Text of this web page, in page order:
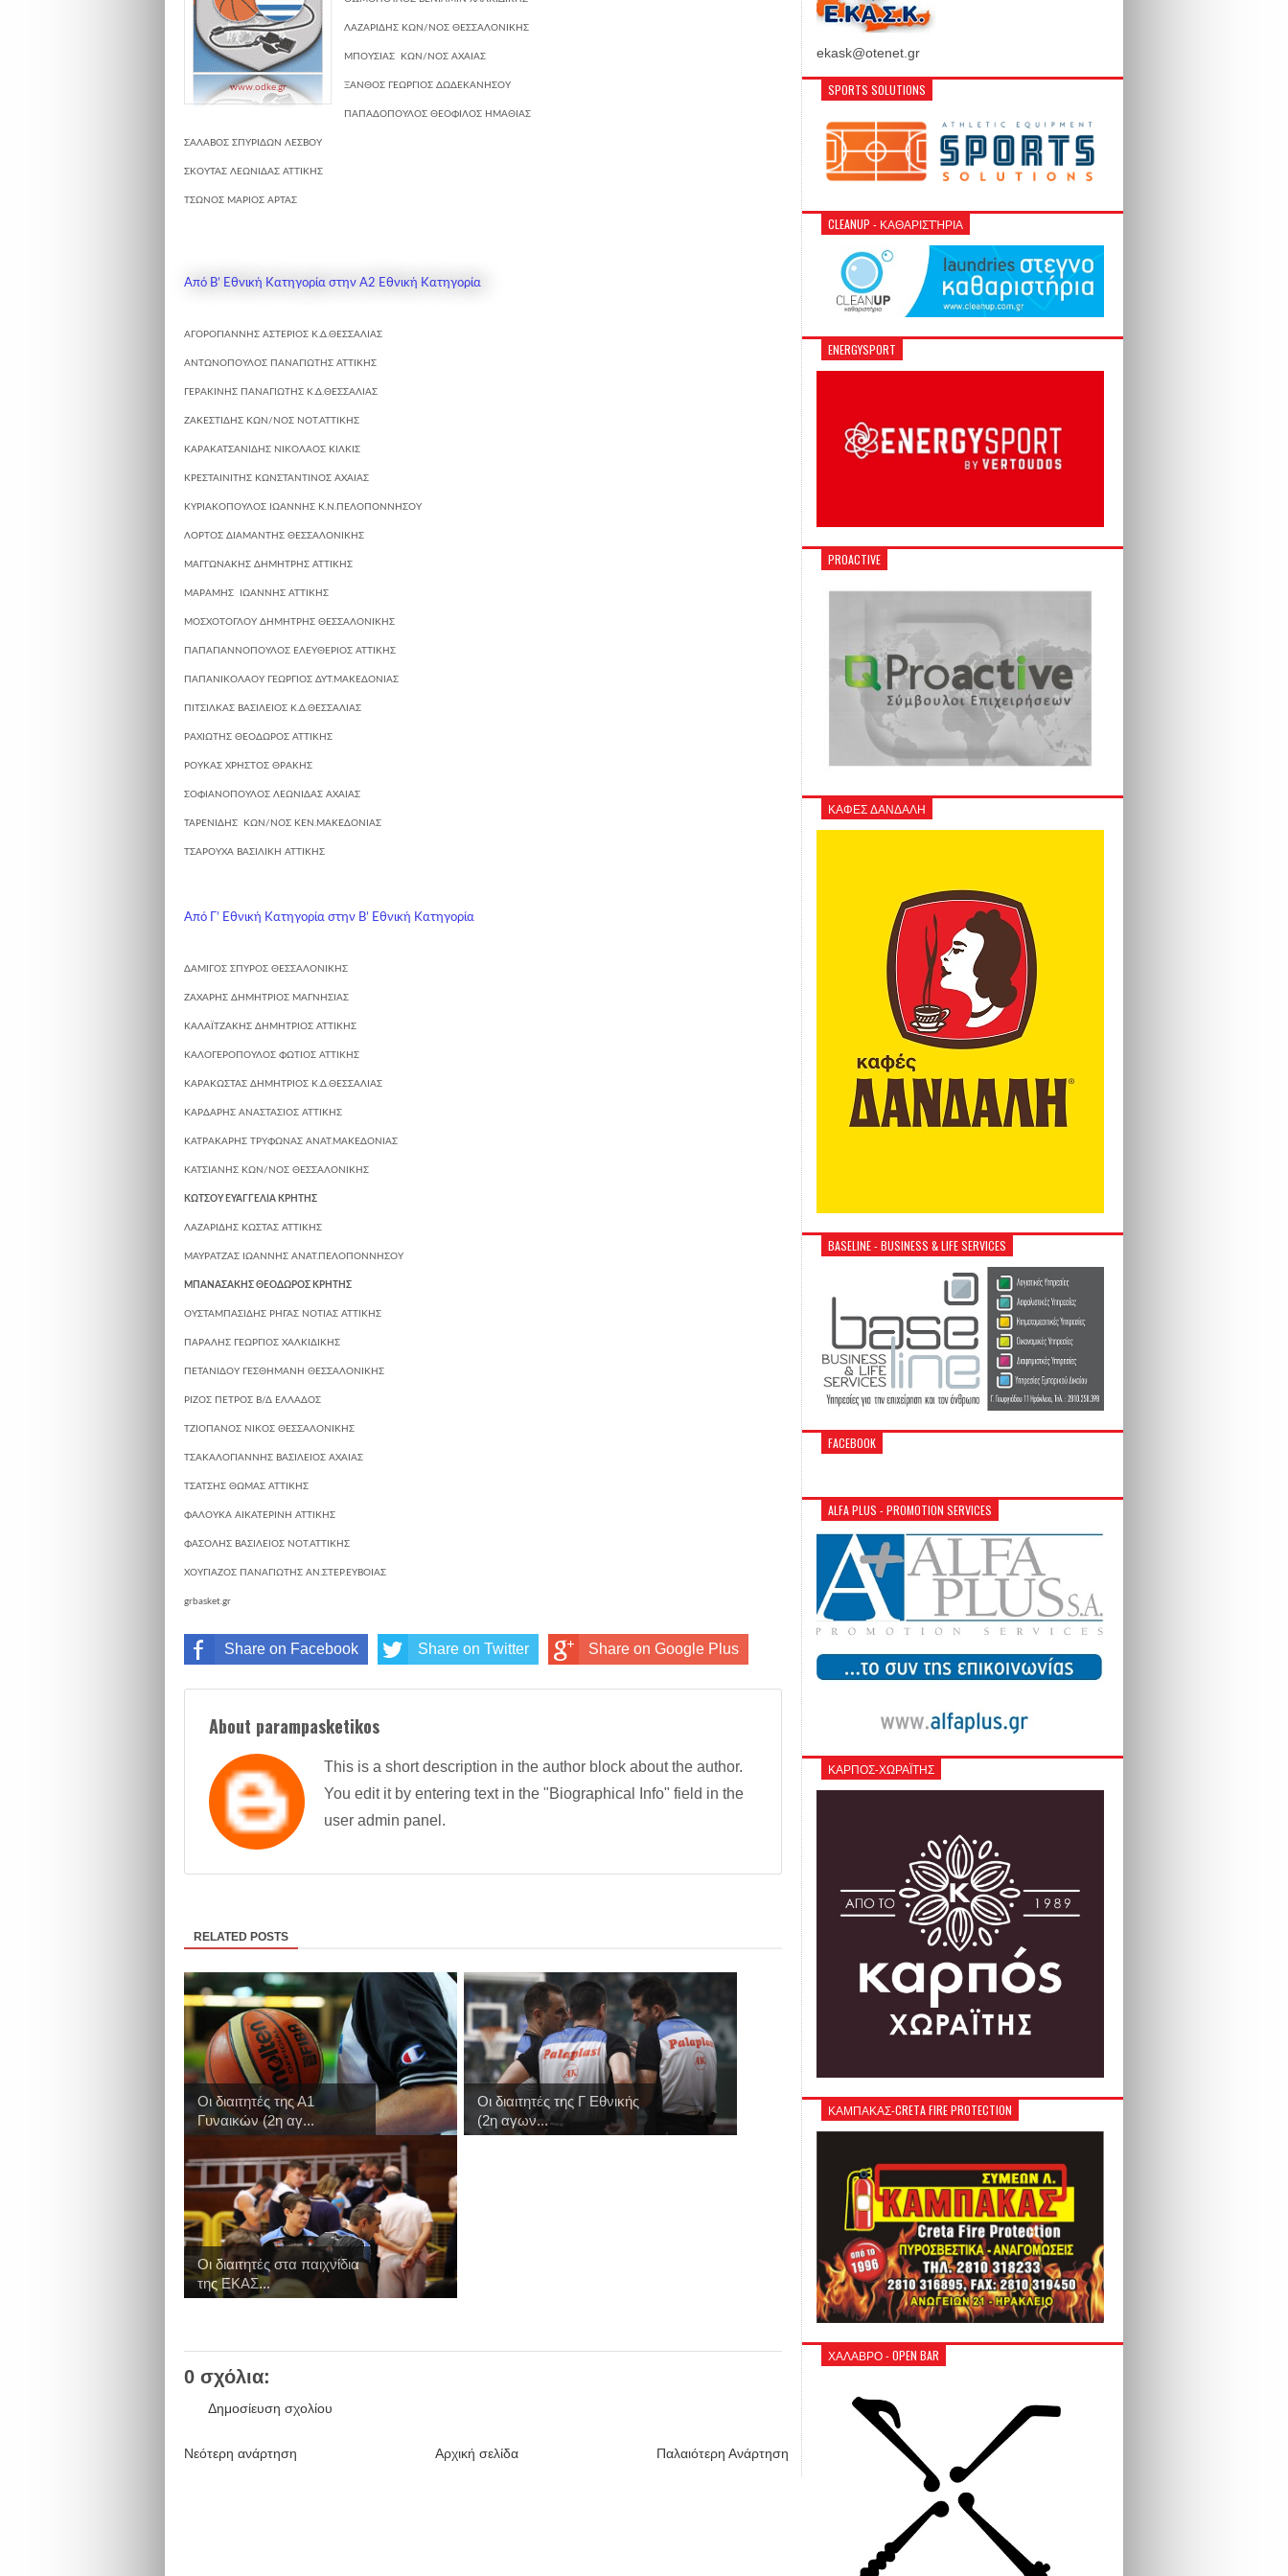
www.odke.gr
ΛΑΖΑΡΙΔΗΣ ΚΩΝ/ΝΟΣ ΘΕΣΣΑΛΟΝΙΚΗΣ
ΜΠΟΥΣΙΑΣ ΚΩΝ/ΝΟΣ ΑΧΑΙΑΣ
ΞΑΝΘΟΣ ΓΕΩΡΓΙΟΣ ΔΩΔΕΚΑΝΗΣΟΥ
ΠΑΠΑΔΟΠΟΥΛΟΣ ΘΕΟΦΙΛΟΣ ΗΜΑΘΙΑΣ
ΣΑΛΑΒΟΣ ΣΠΥΡΙΔΩΝ ΛΕΣΒΟΥ
ΣΚΟΥΤΑΣ ΛΕΩΝΙΔΑΣ ΑΤΤΙΚΗΣ
ΤΣΩΝΟΣ ΜΑΡΙΟΣ ΑΡΤΑΣ
Από Β’ Eθνική Κατηγορία στην Α2 Eθνική Κατηγορία
ΑΓΟΡΟΓΙΑΝΝΗΣ ΑΣΤΕΡΙΟΣ Κ.Δ.ΘΕΣΣΑΛΙΑΣ
ΑΝΤΩΝΟΠΟΥΛΟΣ ΠΑΝΑΓΙΩΤΗΣ ΑΤΤΙΚΗΣ
ΓΕΡΑΚΙΝΗΣ ΠΑΝΑΓΙΩΤΗΣ Κ.Δ.ΘΕΣΣΑΛΙΑΣ
ΖΑΚΕΣΤΙΔΗΣ ΚΩΝ/ΝΟΣ ΝΟΤ.ΑΤΤΙΚΗΣ
ΚΑΡΑΚΑΤΣΑΝΙΔΗΣ ΝΙΚΟΛΑΟΣ ΚΙΛΚΙΣ
ΚΡΕΣΤΑΙΝΙΤΗΣ ΚΩΝΣΤΑΝΤΙΝΟΣ ΑΧΑΙΑΣ
ΚΥΡΙΑΚΟΠΟΥΛΟΣ ΙΩΑΝΝΗΣ Κ.Ν.ΠΕΛΟΠΟΝΝΗΣΟΥ
ΛΟΡΤΟΣ ΔΙΑΜΑΝΤΗΣ ΘΕΣΣΑΛΟΝΙΚΗΣ
ΜΑΓΓΩΝΑΚΗΣ ΔΗΜΗΤΡΗΣ ΑΤΤΙΚΗΣ
ΜΑΡΑΜΗΣ ΙΩΑΝΝΗΣ ΑΤΤΙΚΗΣ
ΜΟΣΧΟΤΟΓΛΟΥ ΔΗΜΗΤΡΗΣ ΘΕΣΣΑΛΟΝΙΚΗΣ
ΠΑΠΑΓΙΑΝΝΟΠΟΥΛΟΣ ΕΛΕΥΘΕΡΙΟΣ ΑΤΤΙΚΗΣ
ΠΑΠΑΝΙΚΟΛΑΟΥ ΓΕΩΡΓΙΟΣ ΔΥΤ.ΜΑΚΕΔΟΝΙΑΣ
ΠΙΤΣΙΛΚΑΣ ΒΑΣΙΛΕΙΟΣ Κ.Δ.ΘΕΣΣΑΛΙΑΣ
ΡΑΧΙΩΤΗΣ ΘΕΟΔΩΡΟΣ ΑΤΤΙΚΗΣ
ΡΟΥΚΑΣ ΧΡΗΣΤΟΣ ΘΡΑΚΗΣ
ΣΟΦΙΑΝΟΠΟΥΛΟΣ ΛΕΩΝΙΔΑΣ ΑΧΑΙΑΣ
ΤΑΡΕΝΙΔΗΣ ΚΩΝ/ΝΟΣ ΚΕΝ.ΜΑΚΕΔΟΝΙΑΣ
ΤΣΑΡΟΥΧΑ ΒΑΣΙΛΙΚΗ ΑΤΤΙΚΗΣ
Από Γ’ Eθνική Κατηγορία στην Β’ Eθνική Κατηγορία
ΔΑΜΙΓΟΣ ΣΠΥΡΟΣ ΘΕΣΣΑΛΟΝΙΚΗΣ
ΖΑΧΑΡΗΣ ΔΗΜΗΤΡΙΟΣ ΜΑΓΝΗΣΙΑΣ
ΚΑΛΑΪΤΖΑΚΗΣ ΔΗΜΗΤΡΙΟΣ ΑΤΤΙΚΗΣ
ΚΑΛΟΓΕΡΟΠΟΥΛΟΣ ΦΩΤΙΟΣ ΑΤΤΙΚΗΣ
ΚΑΡΑΚΩΣΤΑΣ ΔΗΜΗΤΡΙΟΣ Κ.Δ.ΘΕΣΣΑΛΙΑΣ
ΚΑΡΔΑΡΗΣ ΑΝΑΣΤΑΣΙΟΣ ΑΤΤΙΚΗΣ
ΚΑΤΡΑΚΑΡΗΣ ΤΡΥΦΩΝΑΣ ΑΝΑΤ.ΜΑΚΕΔΟΝΙΑΣ
ΚΑΤΣΙΑΝΗΣ ΚΩΝ/ΝΟΣ ΘΕΣΣΑΛΟΝΙΚΗΣ
ΚΩΤΣΟΥ ΕΥΑΓΓΕΛΙΑ ΚΡΗΤΗΣ
ΛΑΖΑΡΙΔΗΣ ΚΩΣΤΑΣ ΑΤΤΙΚΗΣ
ΜΑΥΡΑΤΖΑΣ ΙΩΑΝΝΗΣ ΑΝΑΤ.ΠΕΛΟΠΟΝΝΗΣΟΥ
ΜΠΑΝΑΣΑΚΗΣ ΘΕΟΔΩΡΟΣ ΚΡΗΤΗΣ
ΟΥΣΤΑΜΠΑΣΙΔΗΣ ΡΗΓΑΣ ΝΟΤΙΑΣ ΑΤΤΙΚΗΣ
ΠΑΡΑΛΗΣ ΓΕΩΡΓΙΟΣ ΧΑΛΚΙΔΙΚΗΣ
ΠΕΤΑΝΙΔΟΥ ΓΕΣΘΗΜΑΝΗ ΘΕΣΣΑΛΟΝΙΚΗΣ
ΡΙΖΟΣ ΠΕΤΡΟΣ Β/Δ ΕΛΛΑΔΟΣ
ΤΖΙΟΠΑΝΟΣ ΝΙΚΟΣ ΘΕΣΣΑΛΟΝΙΚΗΣ
ΤΣΑΚΑΛΟΓΙΑΝΝΗΣ ΒΑΣΙΛΕΙΟΣ ΑΧΑΙΑΣ
ΤΣΑΤΣΗΣ ΘΩΜΑΣ ΑΤΤΙΚΗΣ
ΦΑΛΟΥΚΑ ΑΙΚΑΤΕΡΙΝΗ ΑΤΤΙΚΗΣ
ΦΑΣΟΛΗΣ ΒΑΣΙΛΕΙΟΣ ΝΟΤ.ΑΤΤΙΚΗΣ
ΧΟΥΓΙΑΖΟΣ ΠΑΝΑΓΙΩΤΗΣ ΑΝ.ΣΤΕΡ.ΕΥΒΟΙΑΣ
grbasket.gr
Share on Facebook Share on Twitter Share on Google Plus
About parampasketikos
This is a short description in the author block about the author.
You edit it by entering text in the "Biographical Info" field in the
user admin panel.
RELATED POSTS
Οι διαιτητές της Α1
Γυναικών (2η αγ...
Οι διαιτητές της Γ Εθνικής
(2η αγων...
Οι διαιτητές στα παιχνίδια
της ΕΚΑΣ...
0 σχόλια:
Δημοσίευση σχολίου
Νεότερη ανάρτηση Παλαιότερη Ανάρτηση
Αρχική σελίδα
ekask@otenet.gr
SPORTS SOLUTIONS
CLEANUP - ΚΑΘΑΡΙΣΤΉΡΙΑ
ENERGYSPORT
PROACTIVE
ΚΑΦΕΣ ΔΑΝΔΑΛΗ
BASELINE - BUSINESS & LIFE SERVICES
FACEBOOK
ALFA PLUS - PROMOTION SERVICES
ΚΑΡΠΟΣ-ΧΩΡΑΪΤΗΣ
ΚΑΜΠΑΚΑΣ-CRETA FIRE PROTECTION
ΧΑΛΑΒΡΟ - OPEN BAR